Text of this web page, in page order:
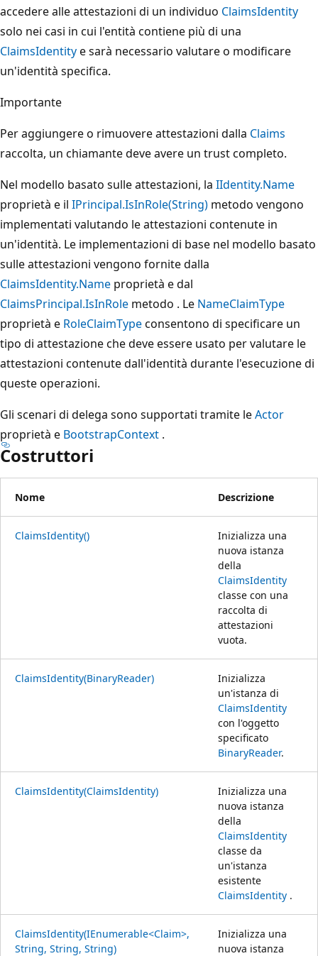
accedere alle attestazioni di un individuo ClaimsIdentity
solo nei casi in cui l'entità contiene più di una
ClaimsIdentitye sarà necessario valutare o modificare
un'identità specifica.
Importante
Per aggiungere o rimuovere attestazioni dalla Claims
raccolta, un chiamante deve avere un trust completo.
Nel modello basato sulle attestazioni, la IIdentity.Name
proprietà e il IPrincipal.IsInRole(String) metodo vengono
implementati valutando le attestazioni contenute in
un'identità. Le implementazioni di base nel modello basato
sulle attestazioni vengono fornite dalla
ClaimsIdentity.Name proprietà e dal
ClaimsPrincipal.IsInRole metodo . Le NameClaimType
proprietà e RoleClaimTypeconsentono di specificare un
tipo di attestazione che deve essere usato per valutare le
attestazioni contenute dall'identità durante l'esecuzione di
queste operazioni.
Gli scenari di delega sono supportati tramite leActor
proprietà e BootstrapContext .
Costruttori
Nome Descrizione
ClaimsIdentity()
Inizializza una
nuova istanza
della
ClaimsIdentity
classe con una
raccolta di
attestazioni
vuota.
ClaimsIdentity(BinaryReader)
Inizializza
un'istanza di
ClaimsIdentity
con l'oggetto
specificato
BinaryReader.
ClaimsIdentity(ClaimsIdentity)
Inizializza una
nuova istanza
della
ClaimsIdentity
classe da
un'istanza
esistente
ClaimsIdentity .
ClaimsIdentity(IEnumerable<Claim>,
String, String, String)
Inizializza una
nuova istanza